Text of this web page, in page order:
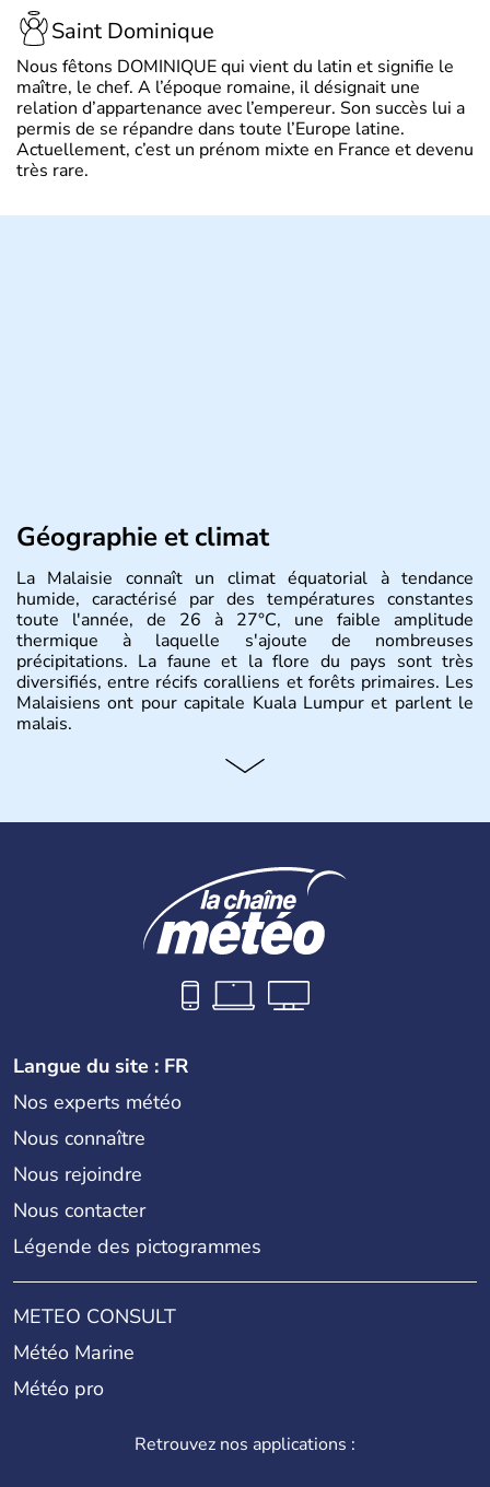
Saint Dominique
Nous fêtons DOMINIQUE qui vient du latin et signifie le
maître, le chef. A l’époque romaine, il désignait une
relation d’appartenance avec l’empereur. Son succès lui a
permis de se répandre dans toute l’Europe latine.
Actuellement, c’est un prénom mixte en France et devenu
très rare.
Géographie et climat
La Malaisie connaît un climat équatorial à tendance
humide, caractérisé par des températures constantes
toute l'année, de 26 à 27°C, une faible amplitude
thermique à laquelle s'ajoute de nombreuses
précipitations. La faune et la flore du pays sont très
diversifiés, entre récifs coralliens et forêts primaires. Les
Malaisiens ont pour capitale Kuala Lumpur et parlent le
malais.
Histoire et administration
des pays les plus importants d'Asiedu Sud-Est. Deux
constituent son territoire. C'est l'un des « tigres » de la
région, passant en quelques années de « pays en voie de
développement » à « pays développé », riche de ses 27
millions d'habitants. La religion dominante est l'Islam.
Langue du site : FR
Nos experts météo
Nous connaître
Nous rejoindre
Nous contacter
Légende des pictogrammes
METEO CONSULT
Météo Marine
Météo pro
Retrouvez nos applications :